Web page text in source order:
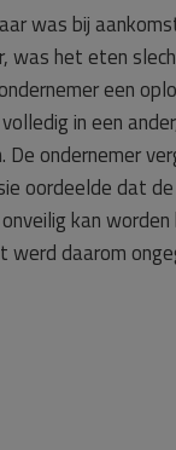
was bij
het eten
een
in een
ondernemer
oordeelde dat
kan
daarom